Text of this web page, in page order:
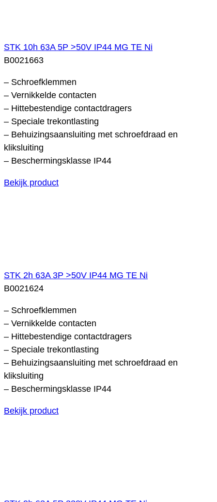
STK 10h 63A 5P >50V IP44 MG TE Ni
B0021663
– Schroefklemmen
– Vernikkelde contacten
– Hittebestendige contactdragers
– Speciale trekontlasting
– Behuizingsaansluiting met schroefdraad en
kliksluiting
– Beschermingsklasse IP44
Bekijk product
STK 2h 63A 3P >50V IP44 MG TE Ni
B0021624
– Schroefklemmen
– Vernikkelde contacten
– Hittebestendige contactdragers
– Speciale trekontlasting
– Behuizingsaansluiting met schroefdraad en
kliksluiting
– Beschermingsklasse IP44
Bekijk product